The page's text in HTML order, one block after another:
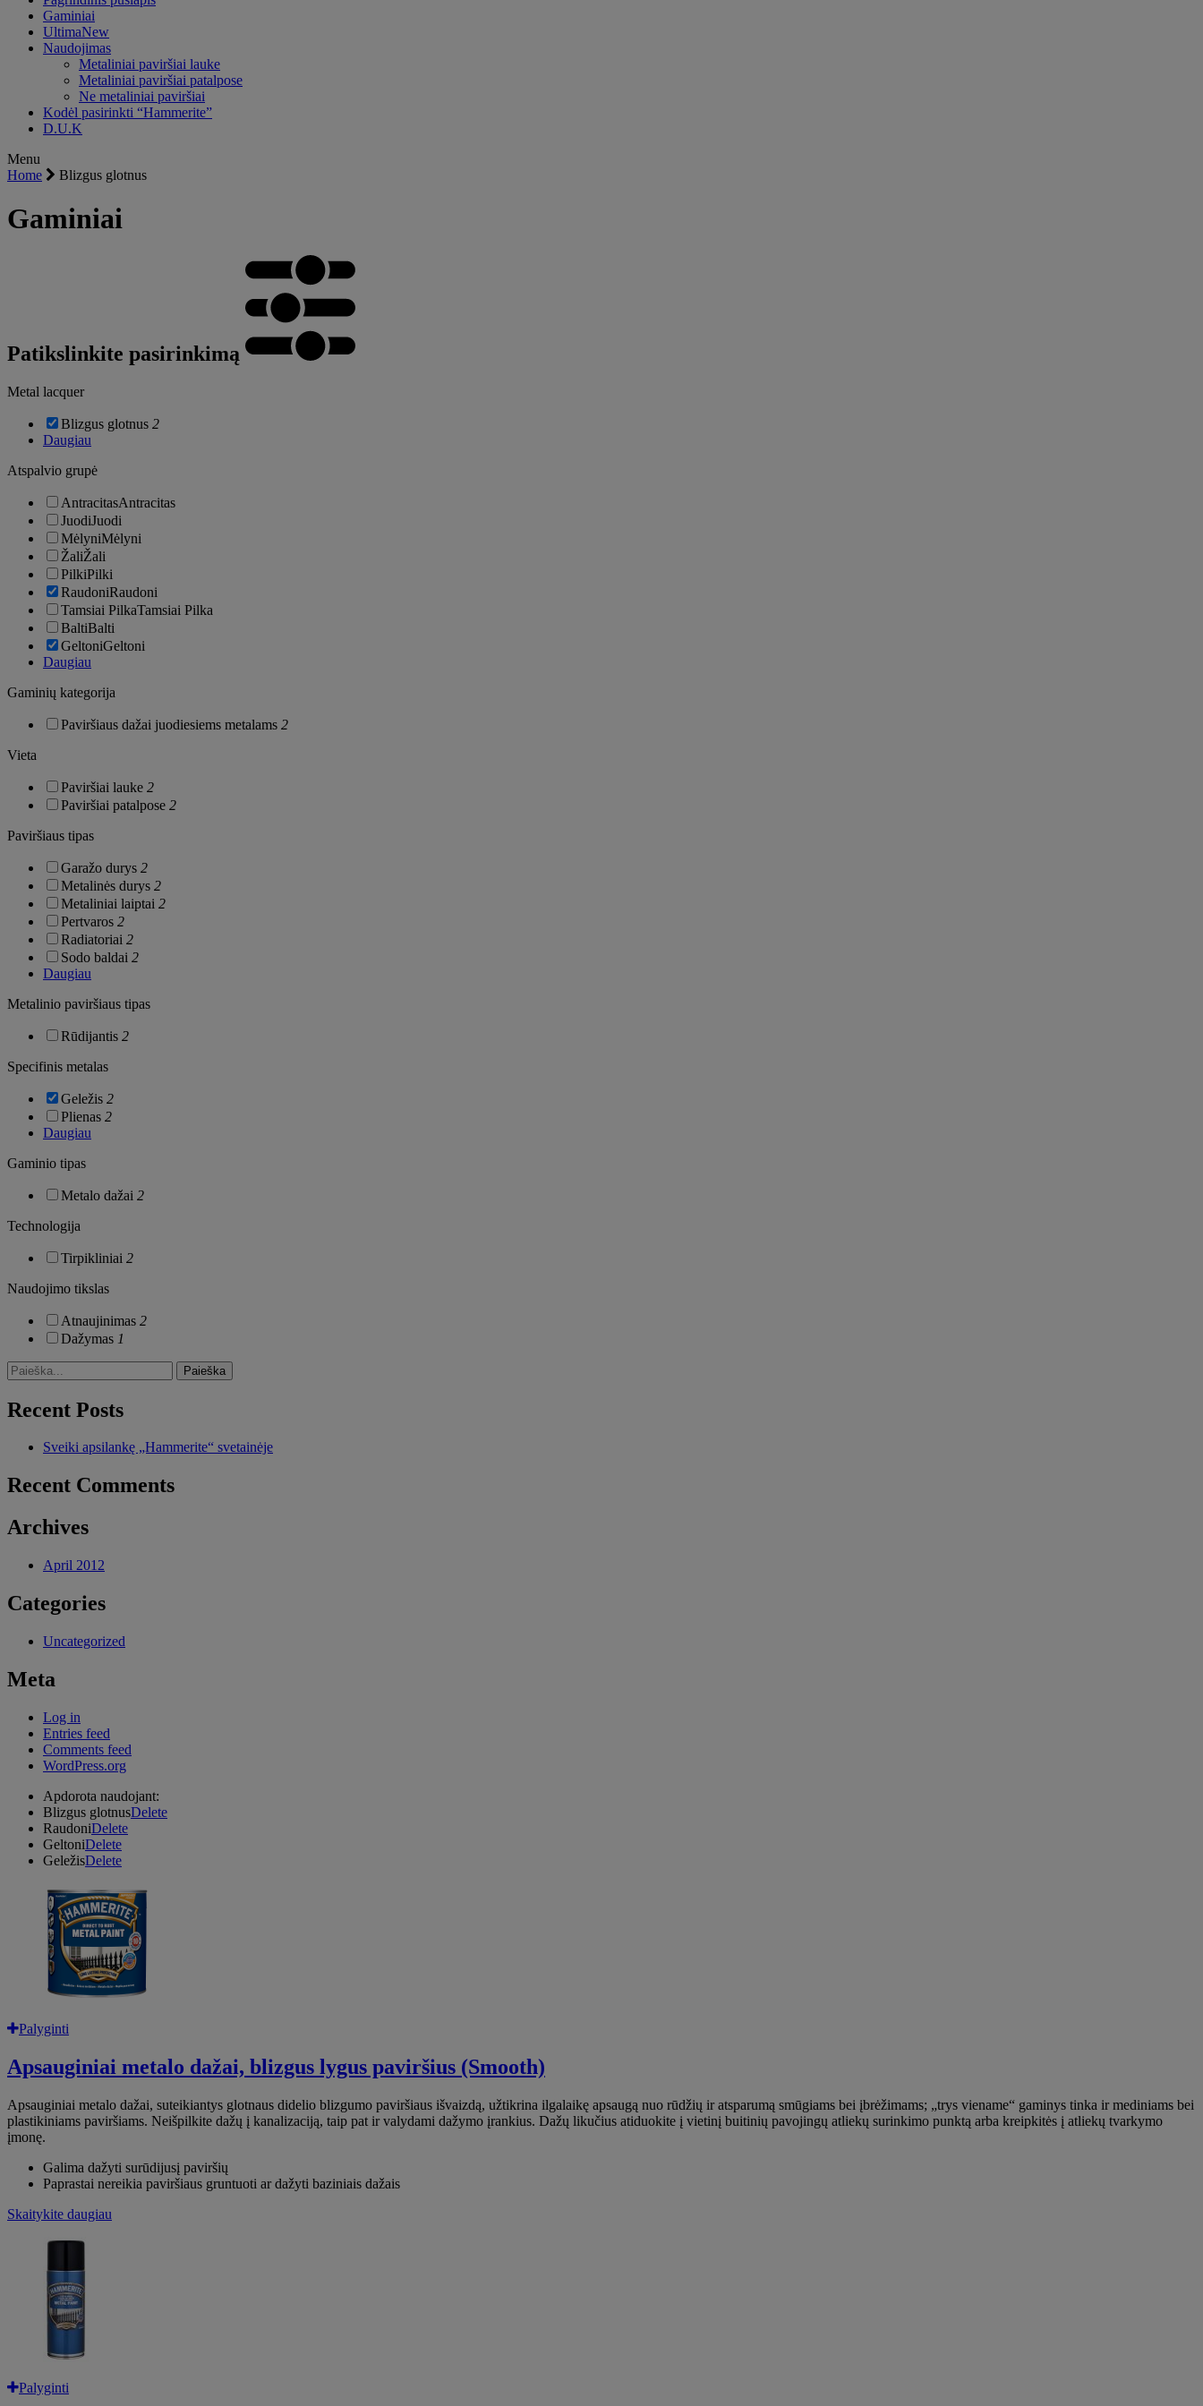
Gaminiai
UltimaNew
Naudojimas
Metaliniai paviršiai lauke
Metaliniai paviršiai patalpose
Ne metaliniai paviršiai
Kodėl pasirinkti “Hammerite”
D.U.K
Menu
Home
Blizgus glotnus
Gaminiai
Patikslinkite pasirinkimą
Metal lacquer
Blizgus glotnus 2
Daugiau
Atspalvio grupė
AntracitasAntracitas
JuodiJuodi
MėlyniMėlyni
ŽaliŽali
PilkiPilki
RaudoniRaudoni
Tamsiai PilkaTamsiai Pilka
BaltiBalti
GeltoniGeltoni
Daugiau
Gaminių kategorija
Paviršiaus dažai juodiesiems metalams 2
Vieta
Paviršiai lauke 2
Paviršiai patalpose 2
Paviršiaus tipas
Garažo durys 2
Metalinės durys 2
Metaliniai laiptai 2
Pertvaros 2
Radiatoriai 2
Sodo baldai 2
Daugiau
Metalinio paviršiaus tipas
Rūdijantis 2
Specifinis metalas
Geležis 2
Plienas 2
Daugiau
Gaminio tipas
Metalo dažai 2
Technologija
Tirpikliniai 2
Naudojimo tikslas
Atnaujinimas 2
Dažymas 1
Recent Posts
Sveiki apsilankę „Hammerite“ svetainėje
Recent Comments
Archives
April 2012
Categories
Uncategorized
Meta
Log in
Entries feed
Comments feed
WordPress.org
Apdorota naudojant:
Blizgus glotnusDelete
RaudoniDelete
GeltoniDelete
GeležisDelete
Palyginti
Apsauginiai metalo dažai, blizgus lygus paviršius (Smooth)
Apsauginiai metalo dažai, suteikiantys glotnaus didelio blizgumo paviršiaus išvaizdą, užtikrina ilgalaikę apsaugą nuo rūdžių ir atsparumą smūgiams bei įbrėžimams; „trys viename“ gaminys tinka ir mediniams bei
plastikiniams paviršiams. Neišpilkite dažų į kanalizaciją, taip pat ir valydami dažymo įrankius. Dažų likučius atiduokite į vietinį buitinių pavojingų atliekų surinkimo punktą arba kreipkitės į atliekų tvarkymo
įmonę.
Galima dažyti surūdijusį paviršių
Paprastai nereikia paviršiaus gruntuoti ar dažyti baziniais dažais
Skaitykite daugiau
Palyginti